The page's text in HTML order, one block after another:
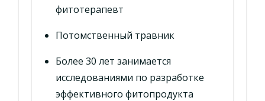
фитотерапевт
Потомственный травник
Более 30 лет занимается
исследованиями по разработке
эффективного фитопродукта